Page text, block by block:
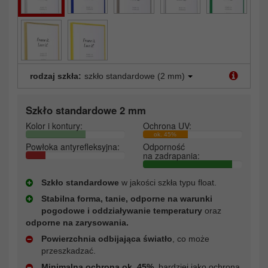
rodzaj szkła: szkło standardowe (2 mm)
Szkło standardowe 2 mm
Kolor i kontury: Ochrona UV:
ok. 45%
Powłoka antyrefleksyjna: Odporność
na zadrapania:
Szkło standardowe w jakości szkła typu float.
Stabilna forma, tanie, odporne na warunki
pogodowe i oddziaływanie temperatury oraz
odporne na zarysowania.
Powierzchnia odbijająca światło , co może
przeszkadzać.